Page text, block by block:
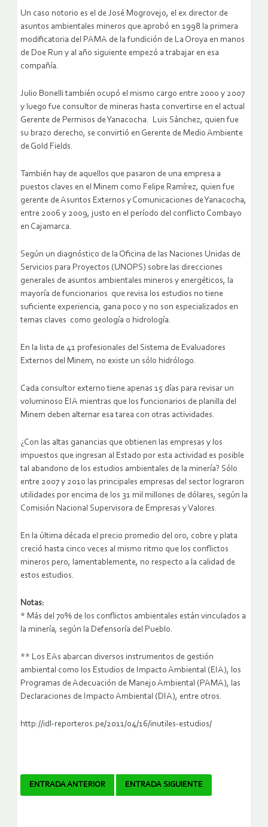
Un caso notorio es el de José Mogrovejo, el ex director de
asuntos ambientales mineros que aprobó en 1998 la primera
modificatoria del PAMA de la fundición de La Oroya en manos
de Doe Run y al año siguiente empezó a trabajar en esa
compañía.
Julio Bonelli también ocupó el mismo cargo entre 2000 y 2007
y luego fue consultor de mineras hasta convertirse en el actual
Gerente de Permisos de Yanacocha. Luis Sánchez, quien fue
su brazo derecho, se convirtió en Gerente de Medio Ambiente
de Gold Fields.
También hay de aquellos que pasaron de una empresa a
puestos claves en el Minem como Felipe Ramírez, quien fue
gerente de Asuntos Externos y Comunicaciones de Yanacocha,
entre 2006 y 2009, justo en el período del conflicto Combayo
en Cajamarca.
Según un diagnóstico de la Oficina de las Naciones Unidas de
Servicios para Proyectos (UNOPS) sobre las direcciones
generales de asuntos ambientales mineros y energéticos, la
mayoría de funcionarios que revisa los estudios no tiene
suficiente experiencia, gana poco y no son especializados en
temas claves como geología o hidrología.
En la lista de 41 profesionales del Sistema de Evaluadores
Externos del Minem, no existe un sólo hidrólogo.
Cada consultor externo tiene apenas 15 días para revisar un
voluminoso EIA mientras que los funcionarios de planilla del
Minem deben alternar esa tarea con otras actividades.
¿Con las altas ganancias que obtienen las empresas y los
impuestos que ingresan al Estado por esta actividad es posible
tal abandono de los estudios ambientales de la minería? Sólo
entre 2007 y 2010 las principales empresas del sector lograron
utilidades por encima de los 31 mil millones de dólares, según la
Comisión Nacional Supervisora de Empresas y Valores.
En la última década el precio promedio del oro, cobre y plata
creció hasta cinco veces al mismo ritmo que los conflictos
mineros pero, lamentablemente, no respecto a la calidad de
estos estudios.
Notas:
* Más del 70% de los conflictos ambientales están vinculados a
la minería, según la Defensoría del Pueblo.
** Los EAs abarcan diversos instrumentos de gestión
ambiental como los Estudios de Impacto Ambiental (EIA), los
Programas de Adecuación de Manejo Ambiental (PAMA), las
Declaraciones de Impacto Ambiental (DIA), entre otros.
http://idl-reporteros.pe/2011/04/16/inutiles-estudios/
Navegador
ENTRADA ANTERIOR ENTRADA SIGUIENTE